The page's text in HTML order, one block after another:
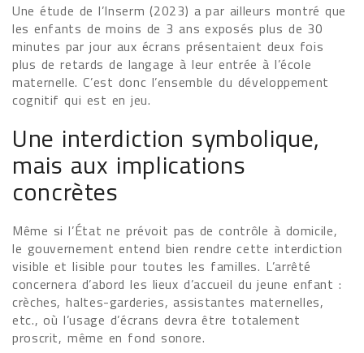
Une étude de l’Inserm (2023) a par ailleurs montré que
les enfants de moins de 3 ans exposés plus de 30
minutes par jour aux écrans présentaient deux fois
plus de retards de langage à leur entrée à l’école
maternelle. C’est donc l’ensemble du développement
cognitif qui est en jeu.
Une interdiction symbolique,
mais aux implications
concrètes
Même si l’État ne prévoit pas de contrôle à domicile,
le gouvernement entend bien rendre cette interdiction
visible et lisible pour toutes les familles. L’arrêté
concernera d’abord les lieux d’accueil du jeune enfant :
crèches, haltes-garderies, assistantes maternelles,
etc., où l’usage d’écrans devra être totalement
proscrit, même en fond sonore.